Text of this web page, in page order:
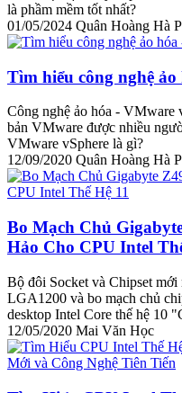
là phầm mềm tốt nhất?
01/05/2024 Quân Hoàng Hà
Tìm hiểu công nghệ
Công nghệ ảo hóa - VMware
bản VMware được nhiều
VMware vSphere là gì?
12/09/2020 Quân Hoàng Hà
Bo Mạch Chủ
Hảo Cho CPU Intel
Bộ đôi Socket và Chipset
LGA1200 và bo mạch chủ
desktop Intel Core thế hệ 10
12/05/2020 Mai Văn Học